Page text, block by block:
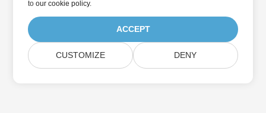
toour cookie policy.
ACCEPT
CUSTOMIZE DENY